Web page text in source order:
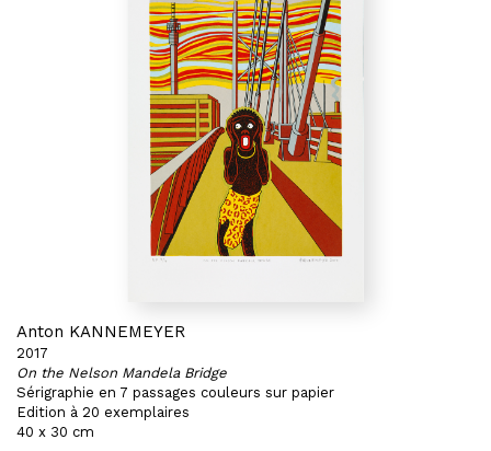
Anton KANNEMEYER
2017
On the Nelson Mandela Bridge
Sérigraphie en 7 passages couleurs sur papier
Edition à 20 exemplaires
40 x 30 cm